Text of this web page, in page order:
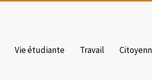
Vie étudiante Travail